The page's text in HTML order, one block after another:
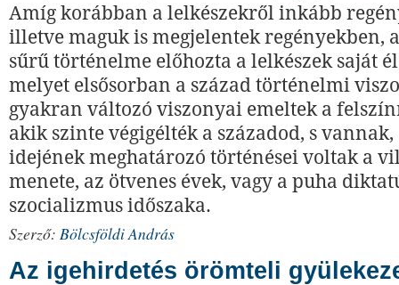
Amíg korábban a lelkészekről inkább
illetve maguk is megjelentek regényekben,
sűrű történelme előhozta a lelkészek saját
melyet elsősorban a század történelmi
gyakran változó viszonyai emeltek a
akik szinte végigélték a századod, s
idejének meghatározó történései voltak a
menete, az ötvenes évek, vagy a puha
szocializmus időszaka.
Szerző: Bölcsföldi András
Az igehirdetés örömteli